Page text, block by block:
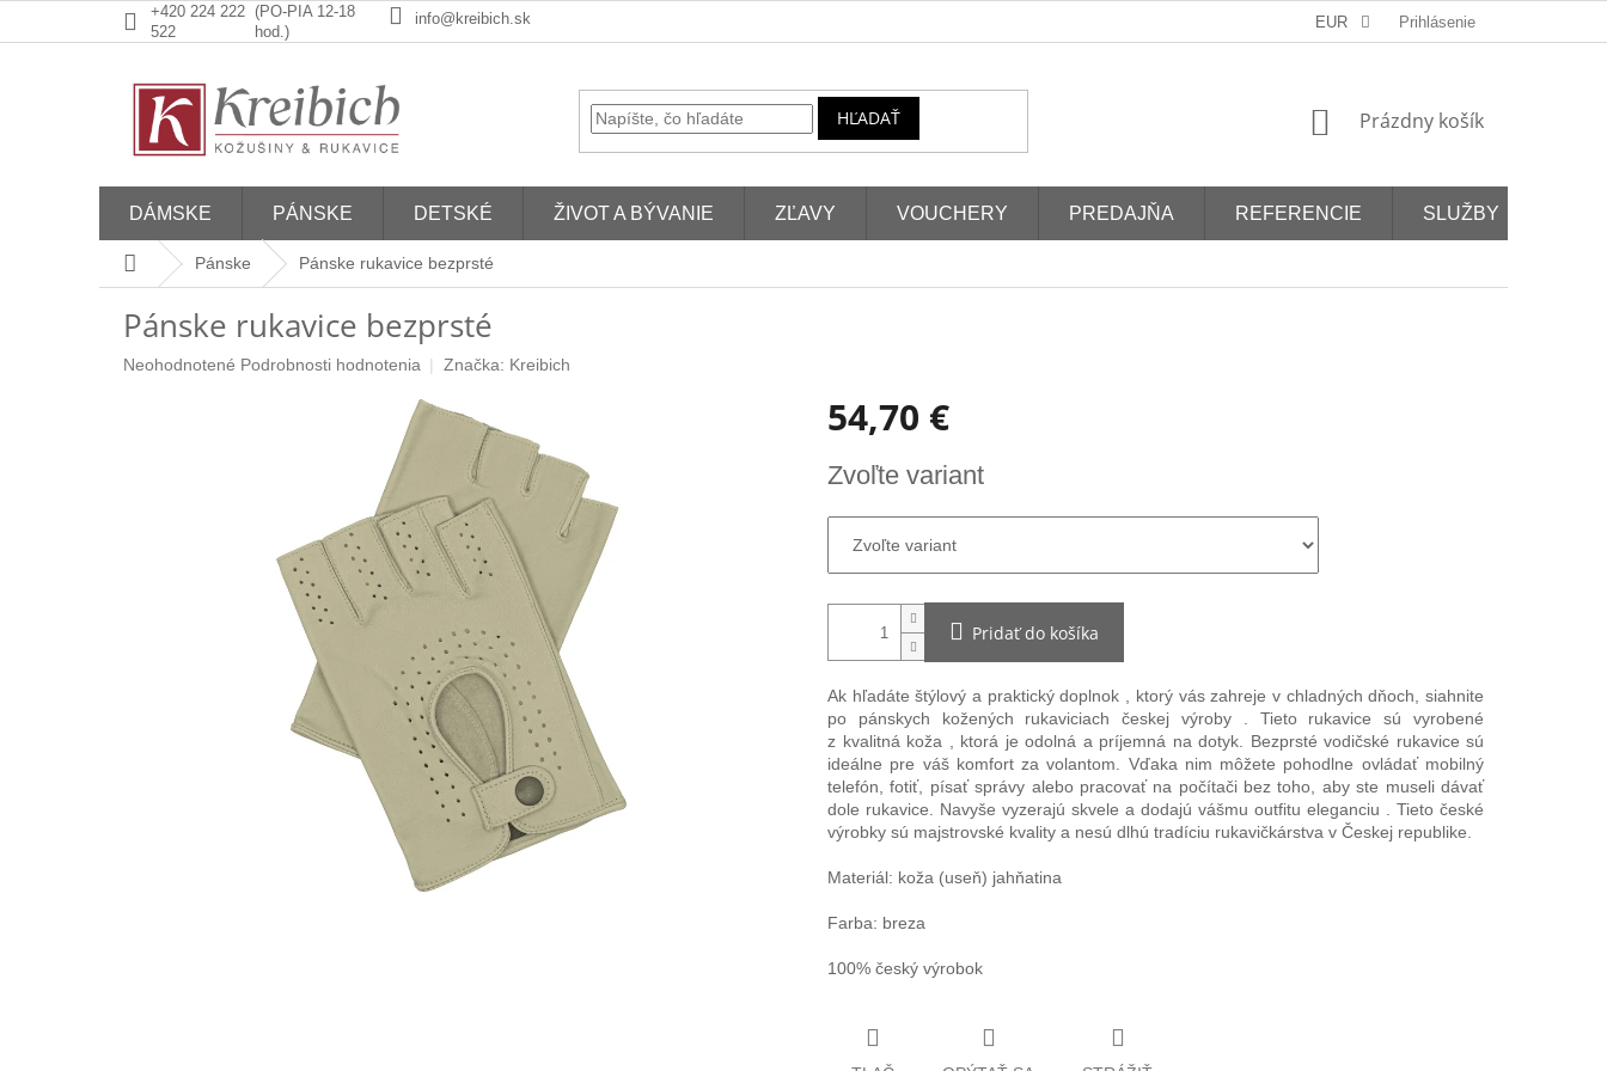
+420 224 222
522
(PO-PIA 12-18
hod.)
info@kreibich.sk EUR Prihlásenie
HĽADAŤ
NÁKUPNÝ
Prázdny košík
DÁMSKE PÁNSKE DETSKÉ ŽIVOT A BÝVANIE ZĽAVY VOUCHERY PREDAJŇA REFERENCIE SLUŽBY
DomovPánske Pánske rukavice bezprsté
Pánske rukavice bezprsté
Priemerné
Neohodnotené Podrobnosti hodnotenia Značka: Kreibich
54,70 €
cena:
Zvoľte variant
Pridať do košíka
Ak hľadáte štýlový a praktický doplnok , ktorý vás zahreje v chladných dňoch, siahnite
po
pánskych kožených rukaviciach českej výroby
. Tieto rukavice sú vyrobené
z kvalitná koža , ktorá je odolná a príjemná na dotyk. Bezprsté vodičské rukavice sú
ideálne pre váš komfort za volantom. Vďaka nim môžete pohodlne ovládať mobilný
telefón, fotiť, písať správy alebo pracovať na počítači bez toho, aby ste museli dávať
dole rukavice. Navyše vyzerajú skvele a dodajú vášmu outfitu eleganciu . Tieto české
výrobky sú majstrovské kvality a nesú dlhú tradíciu rukavičkárstva v Českej republike.
Materiál: koža (useň) jahňatina
Farba: breza
100% český výrobok